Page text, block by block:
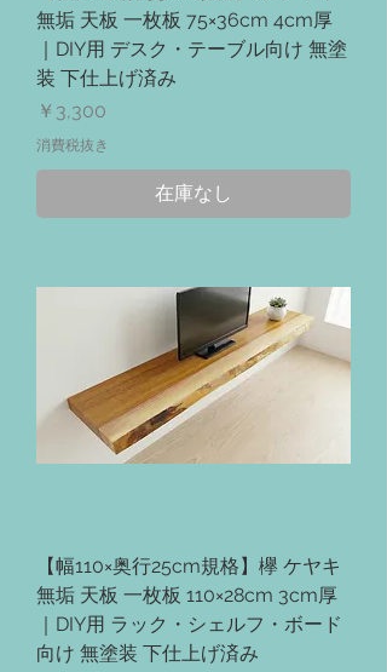
無垢 天板 一枚板 75×36cm 4cm厚
｜DIY用 デスク・テーブル向け 無塗
装 下仕上げ済み
価格
￥3,300
消費税抜き
在庫なし
【幅110×奥行25cm規格】欅 ケヤキ
無垢 天板 一枚板 110×28cm 3cm厚
｜DIY用 ラック・シェルフ・ボード
向け 無塗装 下仕上げ済み